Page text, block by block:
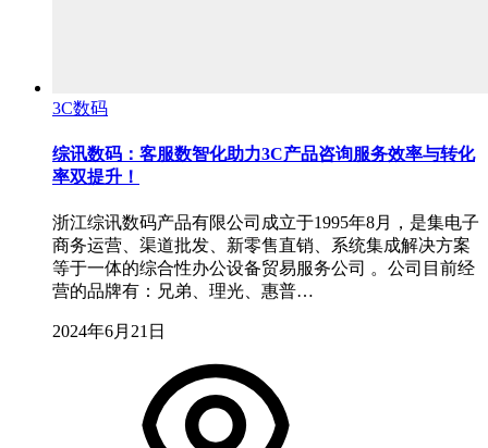
3C数码
综讯数码：客服数智化助力3C产品咨询服务效率与转化
率双提升！
浙江综讯数码产品有限公司成立于1995年8月，是集电子
商务运营、渠道批发、新零售直销、系统集成解决方案
等于一体的综合性办公设备贸易服务公司 。公司目前经
营的品牌有：兄弟、理光、惠普…
2024年6月21日